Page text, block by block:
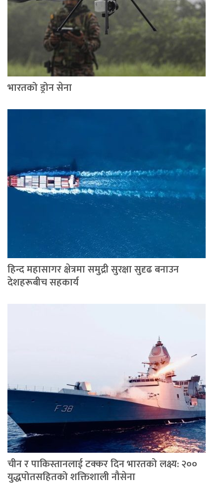
भारतको ड्रोन सेना
हिन्द महासागर क्षेत्रमा समुद्री सुरक्षा सुदृढ बनाउन
देशहरूबीच सहकार्य
चीन र पाकिस्तानलाई टक्कर दिन भारतको लक्ष्य: २००
युद्धपोतसहितको शक्तिशाली नौसेना